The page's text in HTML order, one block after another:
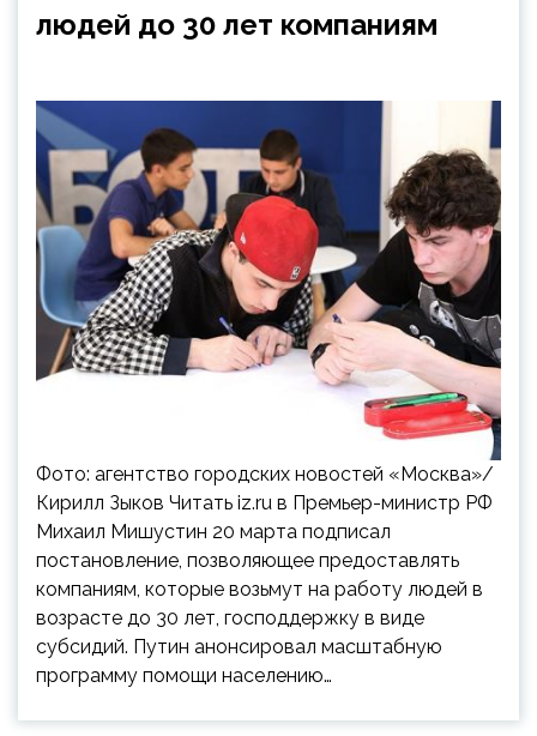
людей до 30 лет компаниям
Фото: агентство городских новостей «Москва»/
Кирилл Зыков Читать iz.ru в Премьер-министр РФ
Михаил Мишустин 20 марта подписал
постановление, позволяющее предоставлять
компаниям, которые возьмут на работу людей в
возрасте до 30 лет, господдержку в виде
субсидий. Путин анонсировал масштабную
программу помощи населению…